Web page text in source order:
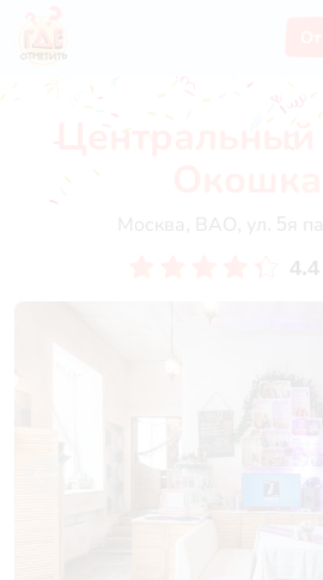
Центральный
Москва, ВАО, ул. 5я
4.4